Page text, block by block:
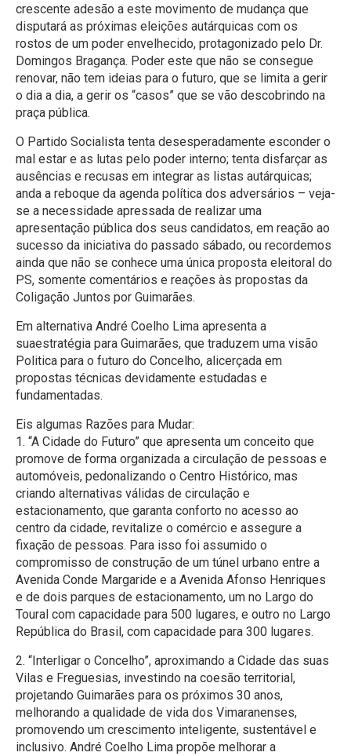
crescente adesão a este movimento de mudança que
disputará as próximas eleições autárquicas com os
rostos de um poder envelhecido, protagonizado pelo Dr.
Domingos Bragança. Poder este que não se consegue
renovar, não tem ideias para o futuro, que se limita a gerir
o dia a dia, a gerir os “casos” que se vão descobrindo na
praça pública.
O Partido Socialista tenta desesperadamente esconder o
mal estar e as lutas pelo poder interno; tenta disfarçar as
ausências e recusas em integrar as listas autárquicas;
anda a reboque da agenda política dos adversários – veja-
se a necessidade apressada de realizar uma
apresentação pública dos seus candidatos, em reação ao
sucesso da iniciativa do passado sábado, ou recordemos
ainda que não se conhece uma única proposta eleitoral do
PS, somente comentários e reações às propostas da
Coligação Juntos por Guimarães.
Em alternativa André Coelho Lima apresenta a
suaestratégia para Guimarães, que traduzem uma visão
Politica para o futuro do Concelho, alicerçada em
propostas técnicas devidamente estudadas e
fundamentadas.
Eis algumas Razões para Mudar:
1. “A Cidade do Futuro” que apresenta um conceito que
promove de forma organizada a circulação de pessoas e
automóveis, pedonalizando o Centro Histórico, mas
criando alternativas válidas de circulação e
estacionamento, que garanta conforto no acesso ao
centro da cidade, revitalize o comércio e assegure a
fixação de pessoas. Para isso foi assumido o
compromisso de construção de um túnel urbano entre a
Avenida Conde Margaride e a Avenida Afonso Henriques
e de dois parques de estacionamento, um no Largo do
Toural com capacidade para 500 lugares, e outro no Largo
República do Brasil, com capacidade para 300 lugares.
2. “Interligar o Concelho”, aproximando a Cidade das suas
Vilas e Freguesias, investindo na coesão territorial,
projetando Guimarães para os próximos 30 anos,
melhorando a qualidade de vida dos Vimaranenses,
promovendo um crescimento inteligente, sustentável e
inclusivo. André Coelho Lima propõe melhorar a